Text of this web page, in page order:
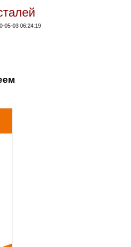
05-03 06:24:19